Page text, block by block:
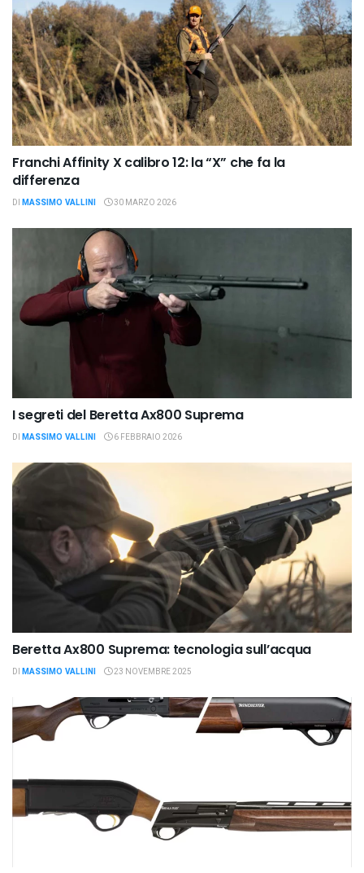
Franchi Affinity X calibro 12: la “X” che fa la
differenza
DI MASSIMO VALLINI 30 MARZO 2026
I segreti del Beretta Ax800 Suprema
DI MASSIMO VALLINI 6 FEBBRAIO 2026
Beretta Ax800 Suprema: tecnologia sull’acqua
DI MASSIMO VALLINI 23 NOVEMBRE 2025